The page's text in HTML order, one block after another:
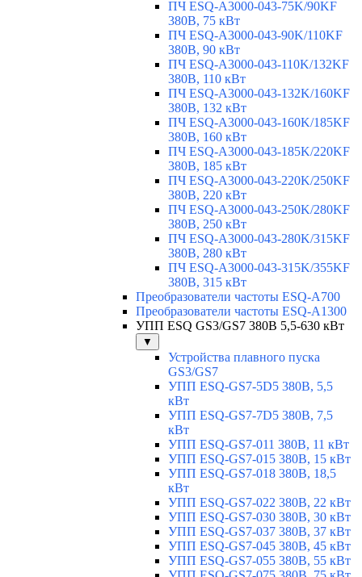
ПЧ ESQ-A3000-043-75K/90KF
380В, 75 кВт
ПЧ ESQ-A3000-043-90K/110KF
380В, 90 кВт
ПЧ ESQ-A3000-043-110K/132KF
380В, 110 кВт
ПЧ ESQ-A3000-043-132K/160KF
380В, 132 кВт
ПЧ ESQ-A3000-043-160K/185KF
380В, 160 кВт
ПЧ ESQ-A3000-043-185K/220KF
380В, 185 кВт
ПЧ ESQ-A3000-043-220K/250KF
380В, 220 кВт
ПЧ ESQ-A3000-043-250K/280KF
380В, 250 кВт
ПЧ ESQ-A3000-043-280K/315KF
380В, 280 кВт
ПЧ ESQ-A3000-043-315K/355KF
380В, 315 кВт
Преобразователи частоты ESQ-A700
Преобразователи частоты ESQ-A1300
УПП ESQ GS3/GS7 380В 5,5-630 кВт
▼
Устройства плавного пуска
GS3/GS7
УПП ESQ-GS7-5D5 380В, 5,5
кВт
УПП ESQ-GS7-7D5 380В, 7,5
кВт
УПП ESQ-GS7-011 380В, 11 кВт
УПП ESQ-GS7-015 380В, 15 кВт
УПП ESQ-GS7-018 380В, 18,5
кВт
УПП ESQ-GS7-022 380В, 22 кВт
УПП ESQ-GS7-030 380В, 30 кВт
УПП ESQ-GS7-037 380В, 37 кВт
УПП ESQ-GS7-045 380В, 45 кВт
УПП ESQ-GS7-055 380В, 55 кВт